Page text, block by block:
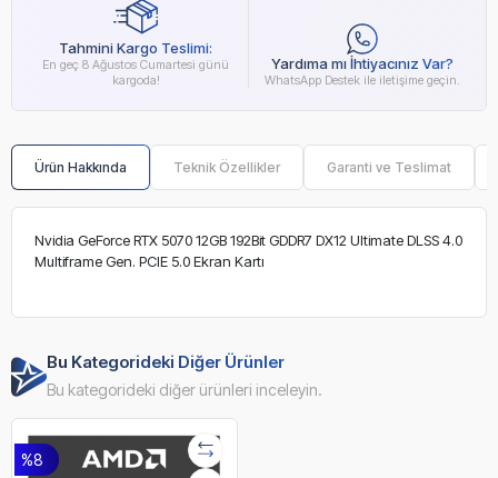
Tahmini Kargo Teslimi:
En geç 8 Ağustos Cumartesi günü
kargoda!
Yardıma mı İhtiyacınız Var?
WhatsApp Destek ile iletişime geçin.
Ürün Hakkında Teknik Özellikler Garanti ve Teslimat
Nvidia GeForce RTX 5070 12GB 192Bit GDDR7 DX12 Ultimate DLSS 4.0
Multiframe Gen. PCIE 5.0 Ekran Kartı
Bu Kategorideki Diğer Ürünler
Bu kategorideki diğer ürünleri inceleyin.
%8